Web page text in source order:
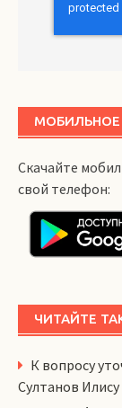
Скачайте
свой телефон:
ЧИТАЙТЕ
К вопросу
Султанов Илису